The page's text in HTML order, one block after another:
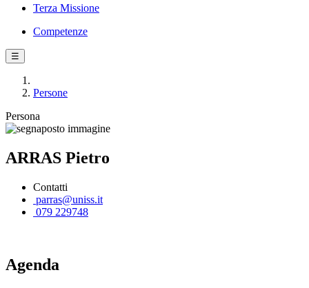
Terza Missione
Competenze
☰
Persone
Persona
ARRAS Pietro
Contatti
parras@uniss.it
079 229748
Agenda